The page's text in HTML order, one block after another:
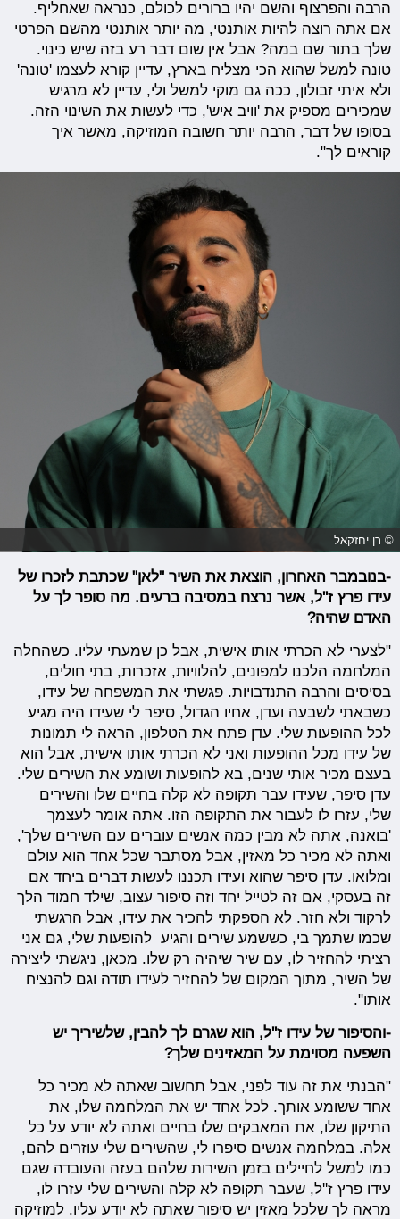
הרבה והפרצוף והשם יהיו ברורים לכולם, כנראה שאחליף.
אם אתה רוצה להיות אותנטי, מה יותר אותנטי מהשם הפרטי
שלך בתור שם במה? אבל אין שום דבר רע בזה שיש כינוי.
טונה למשל שהוא הכי מצליח בארץ, עדיין קורא לעצמו 'טונה'
ולא איתי זבולון, ככה גם מוקי למשל ולי, עדיין לא מרגיש
שמכירים מספיק את 'וויב איש', כדי לעשות את השינוי הזה.
בסופו של דבר, הרבה יותר חשובה המוזיקה, מאשר איך
קוראים לך".
© רן יחזקאל
-בנובמבר האחרון, הוצאת את השיר "לאן" שכתבת לזכרו של
עידו פרץ ז''ל, אשר נרצח במסיבה ברעים. מה סופר לך על
האדם שהיה?
"לצערי לא הכרתי אותו אישית, אבל כן שמעתי עליו. כשהחלה
המלחמה הלכנו למפונים, להלוויות, אזכרות, בתי חולים,
בסיסים והרבה התנדבויות. פגשתי את המשפחה של עידו,
כשבאתי לשבעה ועדן, אחיו הגדול, סיפר לי שעידו היה מגיע
לכל ההופעות שלי. עדן פתח את הטלפון, הראה לי תמונות
של עידו מכל ההופעות ואני לא הכרתי אותו אישית, אבל הוא
בעצם מכיר אותי שנים, בא להופעות ושומע את השירים שלי.
עדן סיפר, שעידו עבר תקופה לא קלה בחיים שלו והשירים
שלי, עזרו לו לעבור את התקופה הזו. אתה אומר לעצמך
'בואנה, אתה לא מבין כמה אנשים עוברים עם השירים שלך',
ואתה לא מכיר כל מאזין, אבל מסתבר שכל אחד הוא עולם
ומלואו. עדן סיפר שהוא ועידו תכננו לעשות דברים ביחד אם
זה בעסקי, אם זה לטייל יחד וזה סיפור עצוב, שילד חמוד הלך
לרקוד ולא חזר. לא הספקתי להכיר את עידו, אבל הרגשתי
שכמו שתמך בי, כששמע שירים והגיע להופעות שלי, גם אני
רציתי להחזיר לו, עם שיר שיהיה רק שלו. מכאן, ניגשתי ליצירה
של השיר, מתוך המקום של להחזיר לעידו תודה וגם להנציח
אותו".
-והסיפור של עידו ז''ל, הוא שגרם לך להבין, שלשיריך יש
השפעה מסוימת על המאזינים שלך?
"הבנתי את זה עוד לפני, אבל תחשוב שאתה לא מכיר כל
אחד ששומע אותך. לכל אחד יש את המלחמה שלו, את
התיקון שלו, את המאבקים שלו בחיים ואתה לא יודע על כל
אלה. במלחמה אנשים סיפרו לי, שהשירים שלי עוזרים להם,
כמו למשל לחיילים בזמן השירות שלהם בעזה והעובדה שגם
עידו פרץ ז''ל, שעבר תקופה לא קלה והשירים שלי עזרו לו,
מראה לך שלכל מאזין יש סיפור שאתה לא יודע עליו. למוזיקה